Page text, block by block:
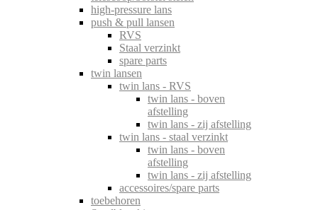
high-pressure lans
push & pull lansen
RVS
Staal verzinkt
spare parts
twin lansen
twin lans - RVS
twin lans - boven
afstelling
twin lans - zij afstelling
twin lans - staal verzinkt
twin lans - boven
afstelling
twin lans - zij afstelling
accessoires/spare parts
toebehoren